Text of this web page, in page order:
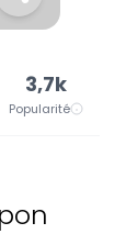
3,7k
Popularité